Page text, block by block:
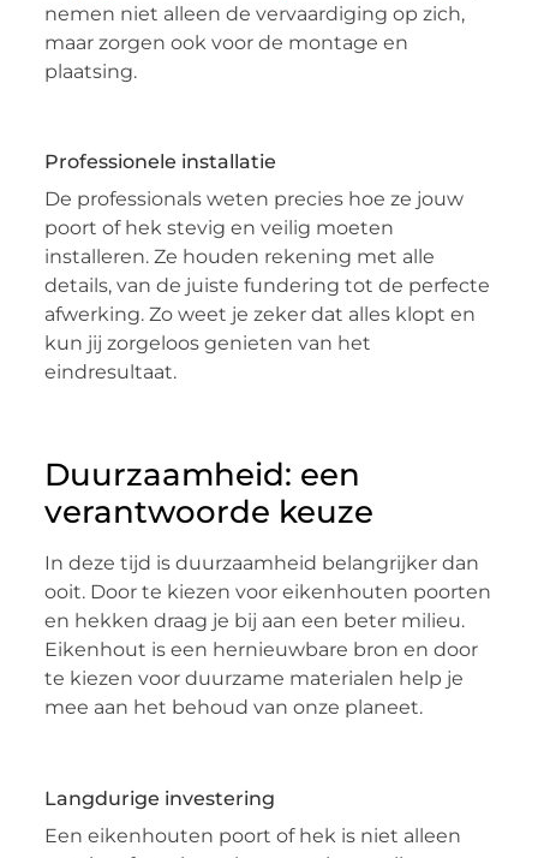
nemen niet alleen de vervaardiging op zich,
maar zorgen ook voor de montage en
plaatsing.
Professionele installatie
De professionals weten precies hoe ze jouw
poort of hek stevig en veilig moeten
installeren. Ze houden rekening met alle
details, van de juiste fundering tot de perfecte
afwerking. Zo weet je zeker dat alles klopt en
kun jij zorgeloos genieten van het
eindresultaat.
Duurzaamheid: een
verantwoorde keuze
In deze tijd is duurzaamheid belangrijker dan
ooit. Door te kiezen voor eikenhouten poorten
en hekken draag je bij aan een beter milieu.
Eikenhout is een hernieuwbare bron en door
te kiezen voor duurzame materialen help je
mee aan het behoud van onze planeet.
Langdurige investering
Een eikenhouten poort of hek is niet alleen